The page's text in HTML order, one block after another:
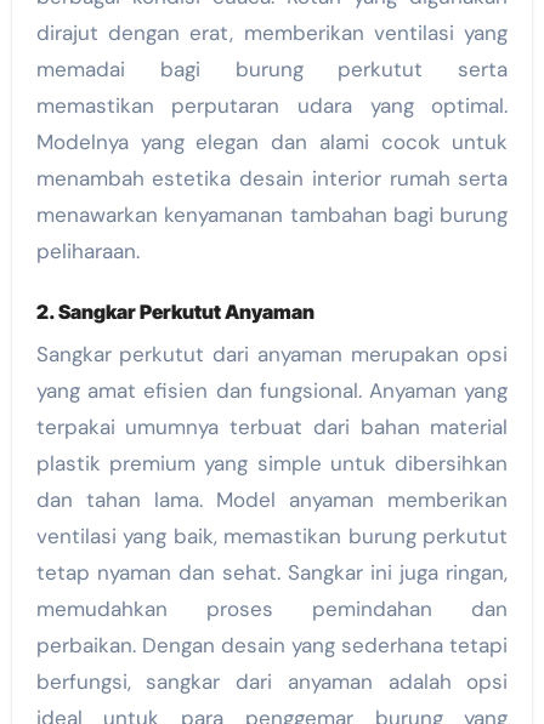
dirajut dengan erat, memberikan ventilasi yang
memadai bagi burung perkutut serta
memastikan perputaran udara yang optimal.
Modelnya yang elegan dan alami cocok untuk
menambah estetika desain interior rumah serta
menawarkan kenyamanan tambahan bagi burung
peliharaan.
2. Sangkar Perkutut Anyaman
Sangkar perkutut dari anyaman merupakan opsi
yang amat efisien dan fungsional. Anyaman yang
terpakai umumnya terbuat dari bahan material
plastik premium yang simple untuk dibersihkan
dan tahan lama. Model anyaman memberikan
ventilasi yang baik, memastikan burung perkutut
tetap nyaman dan sehat. Sangkar ini juga ringan,
memudahkan proses pemindahan dan
perbaikan. Dengan desain yang sederhana tetapi
berfungsi, sangkar dari anyaman adalah opsi
ideal untuk para penggemar burung yang